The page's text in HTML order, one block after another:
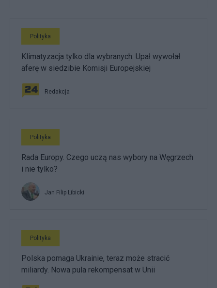
Polityka
Klimatyzacja tylko dla wybranych. Upał wywołał
aferę w siedzibie Komisji Europejskiej
Redakcja
Polityka
Rada Europy. Czego uczą nas wybory na Węgrzech
i nie tylko?
Jan Filip Libicki
Polityka
Polska pomaga Ukrainie, teraz może stracić
miliardy. Nowa pula rekompensat w Unii